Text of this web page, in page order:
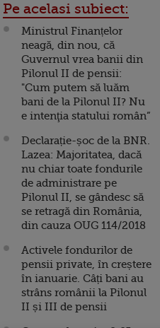
Pe acelasi subiect:
Ministrul Finanțelor
neagă, din nou, că
Guvernul vrea banii din
Pilonul II de pensii:
"Cum putem să luăm
bani de la Pilonul II? Nu
e intenţia statului român”
Declarație-șoc de la BNR.
Lazea: Majoritatea, dacă
nu chiar toate fondurile
de administrare pe
Pilonul II, se gândesc să
se retragă din România,
din cauza OUG 114/2018
Activele fondurilor de
pensii private, în creștere
în ianuarie. Câți bani au
strâns românii la Pilonul
II și III de pensii